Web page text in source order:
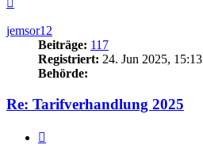
jemsor12
Beiträge: 117
Registriert: 24. Jun 2025, 15:13
Behörde:
Re: Tarifverhandlung 2025